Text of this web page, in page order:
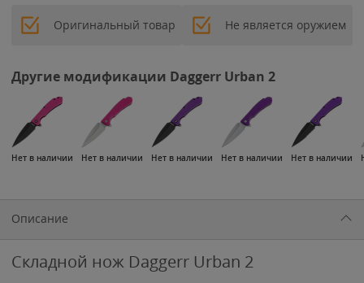
Оригинальный товар Не является оружием
Другие модификации Daggerr Urban 2
Нет в наличии Нет в наличии Нет в наличии Нет в наличии Нет в наличии
Описание
Складной нож Daggerr Urban 2